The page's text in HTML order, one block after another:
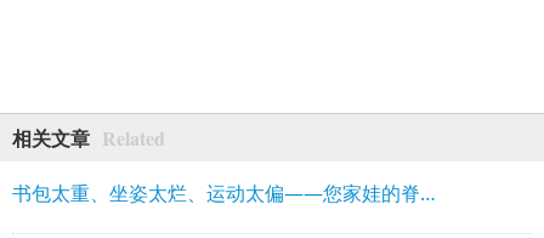
相关文章 Related
书包太重、坐姿太烂、运动太偏——您家娃的脊柱正在“抗议”